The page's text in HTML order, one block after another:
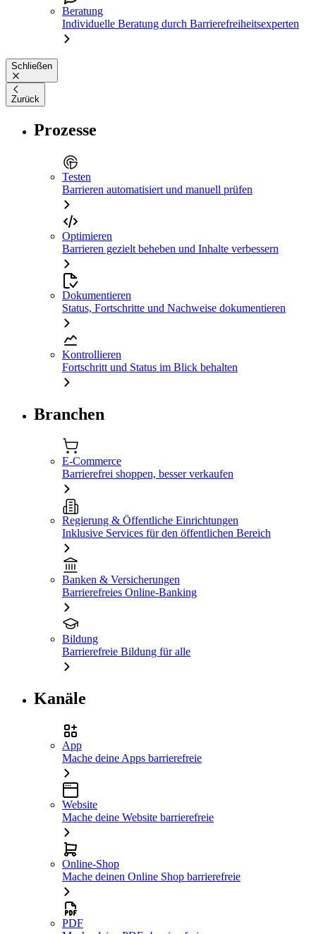
Beratung
Individuelle Beratung durch Barrierefreiheitsexperten
Schließen
Zurück
Prozesse
Testen
Barrieren automatisiert und manuell prüfen
Optimieren
Barrieren gezielt beheben und Inhalte verbessern
Dokumentieren
Status, Fortschritte und Nachweise dokumentieren
Kontrollieren
Fortschritt und Status im Blick behalten
Branchen
E-Commerce
Barrierefrei shoppen, besser verkaufen
Regierung & Öffentliche Einrichtungen
Inklusive Services für den öffentlichen Bereich
Banken & Versicherungen
Barrierefreies Online-Banking
Bildung
Barrierefreie Bildung für alle
Kanäle
App
Mache deine Apps barrierefreie
Website
Mache deine Website barrierefreie
Online-Shop
Mache deinen Online Shop barrierefreie
PDF